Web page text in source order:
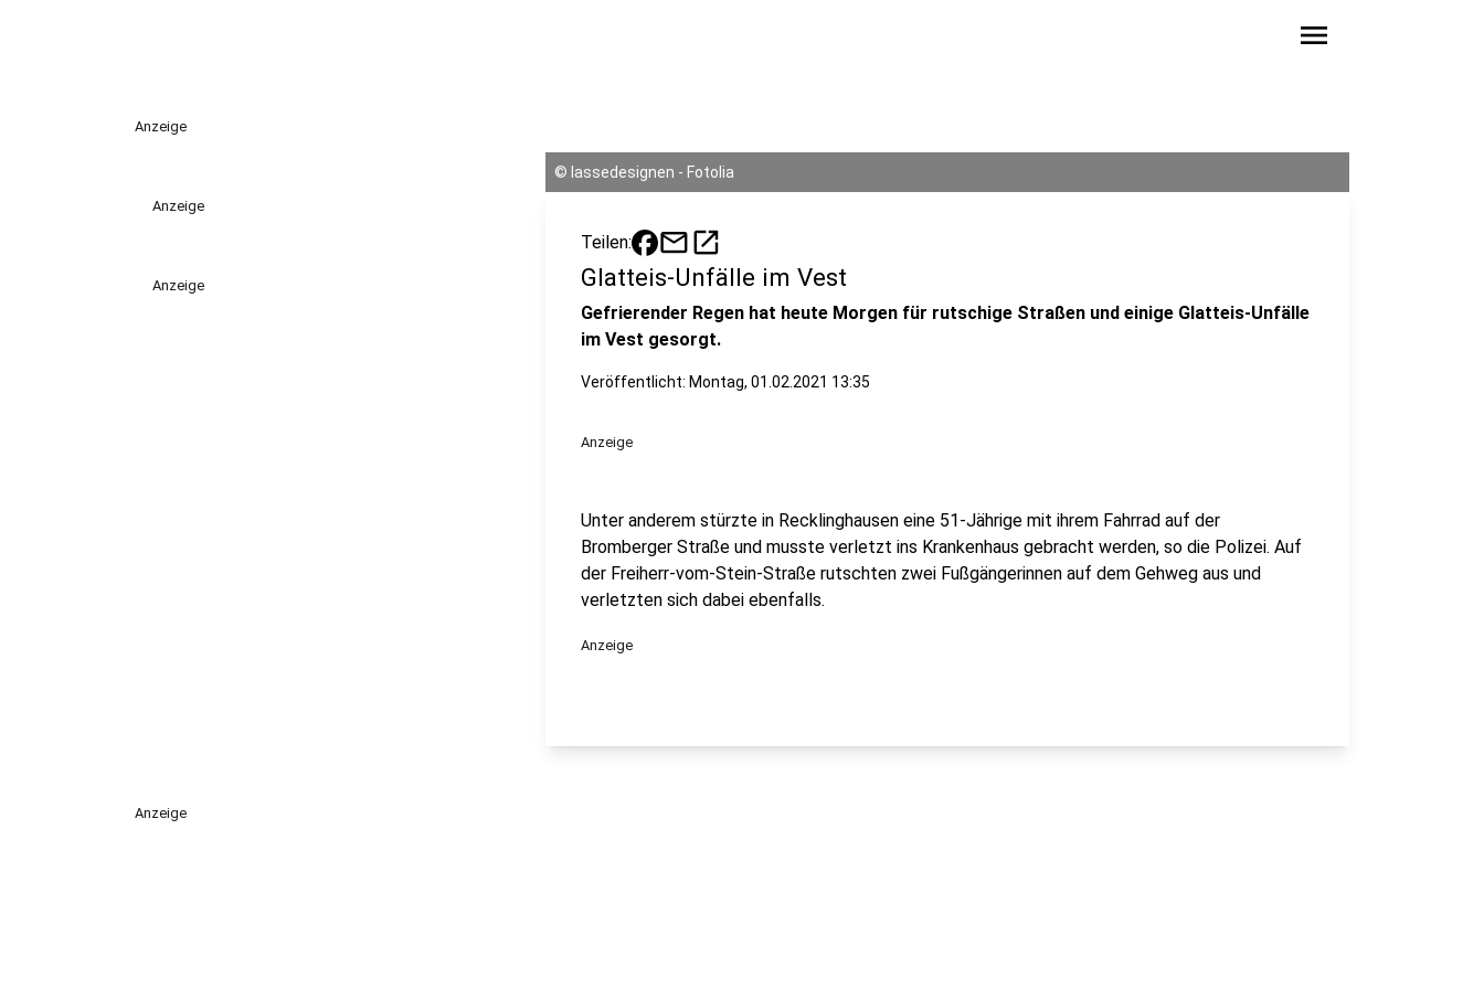
menu
Anzeige
Anzeige
Anzeige
© lassedesignen - Fotolia
Teilen: mailopen_in_new
Glatteis-Unfälle im Vest
Gefrierender Regen hat heute Morgen für rutschige Straßen und einige Glatteis-Unfälle
im Vest gesorgt.
Veröffentlicht: Montag, 01.02.2021 13:35
Anzeige
Unter anderem stürzte in Recklinghausen eine 51-Jährige mit ihrem Fahrrad auf der
Bromberger Straße und musste verletzt ins Krankenhaus gebracht werden, so die Polizei. Auf
der Freiherr-vom-Stein-Straße rutschten zwei Fußgängerinnen auf dem Gehweg aus und
verletzten sich dabei ebenfalls.
Anzeige
Anzeige